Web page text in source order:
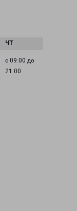
с 09:00 до
21:00